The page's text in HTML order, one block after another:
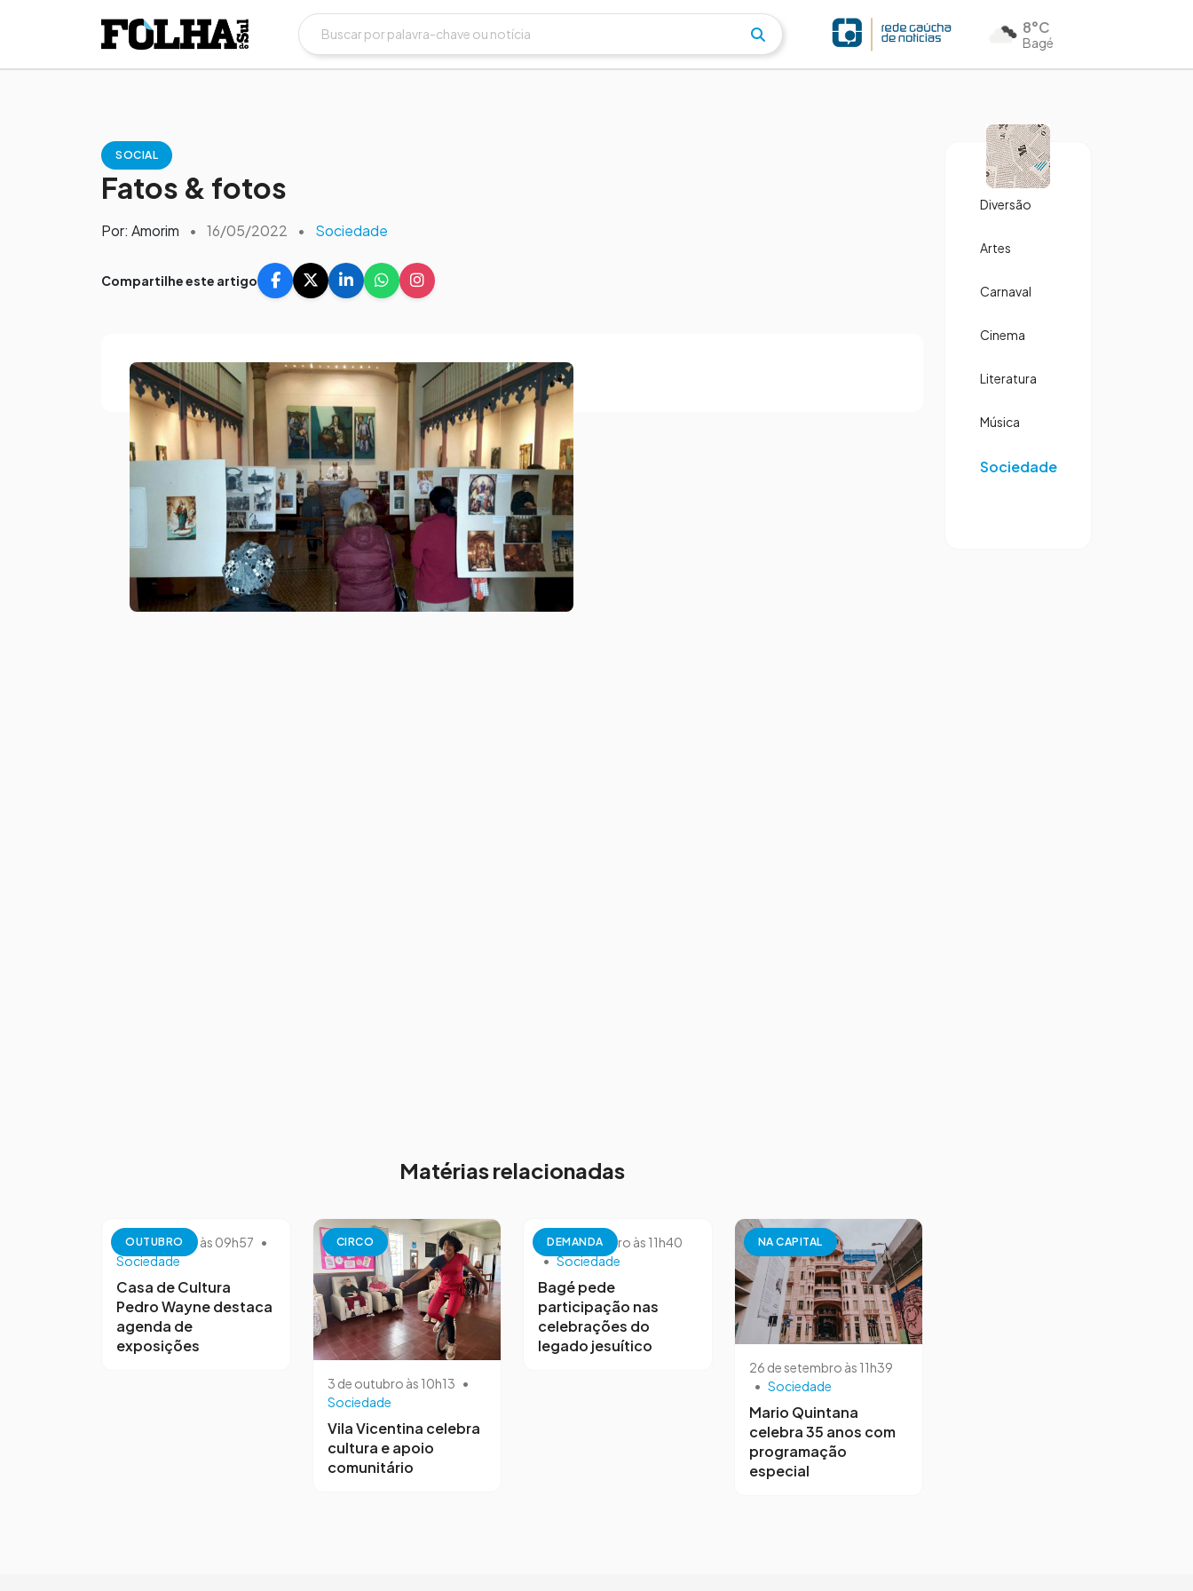
8°C
Bagé
SOCIAL
Fatos & fotos
Por: Amorim • 16/05/2022 • Sociedade
Compartilhe este artigo
Matérias relacionadas
OUTUBRO
13 de outubro às 09h57 •
Sociedade
Casa de Cultura
Pedro Wayne destaca
agenda de
exposições
CIRCO
3 de outubro às 10h13 •
Sociedade
Vila Vicentina celebra
cultura e apoio
comunitário
DEMANDA
26 de setembro às 11h40
• Sociedade
Bagé pede
participação nas
celebrações do
legado jesuítico
NA CAPITAL
26 de setembro às 11h39
• Sociedade
Mario Quintana
celebra 35 anos com
programação
especial
Diversão
Artes
Carnaval
Cinema
Literatura
Música
Sociedade